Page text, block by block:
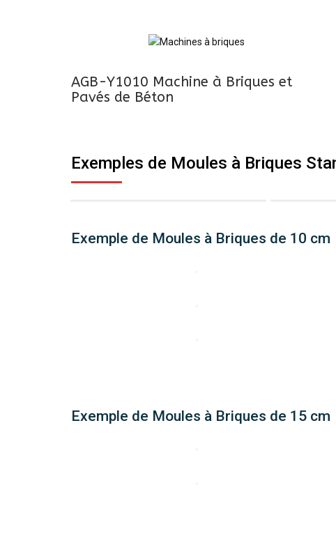
AGB-Y1010 Machine à Briques et
Pavés de Béton
Exemples de Moules à Briques
Exemple de Moules à Briques de 10 cm
Exemple de Moules à Briques de 15 cm